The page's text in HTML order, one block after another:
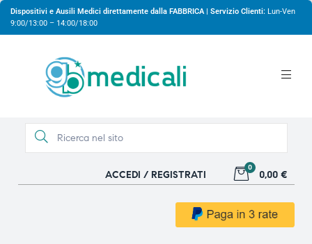
Dispositivi e Ausili Medici direttamente dalla FABBRICA | Servizio Clienti: Lun-Ven
9:00/13:00 – 14:00/18:00
ACCEDI / REGISTRATI
0
0,00 €